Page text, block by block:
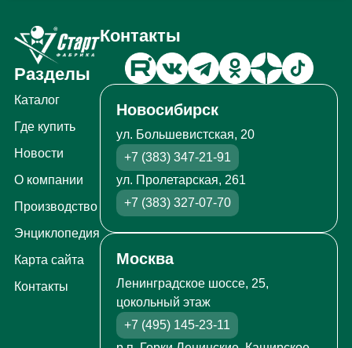
Разделы
Каталог
Где купить
Новости
О компании
Производство
Энциклопедия
Карта сайта
Контакты
Контакты
Новосибирск
ул. Большевистская, 20
+7 (383) 347-21-91
ул. Пролетарская, 261
+7 (383) 327-07-70
Москва
Ленинградское шоссе, 25,
цокольный этаж
+7 (495) 145-23-11